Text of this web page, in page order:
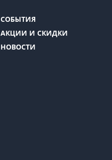
СОБЫТИЯ
АКЦИИ И СКИДКИ
НОВОСТИ